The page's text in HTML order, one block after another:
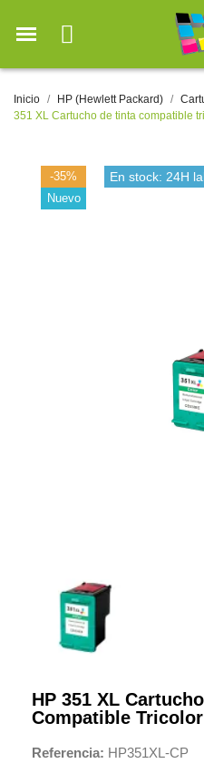
Inicio HP (Hewlett Packard)
351 XL Cartucho de tinta compatible
-35%
Nuevo
En stock: 24H
HP 351 XL
Compatible Tricolor
Referencia HP351XL-CP